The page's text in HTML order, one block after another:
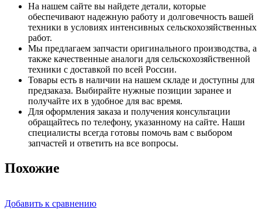
На нашем сайте вы найдете детали, которые
обеспечивают надежную работу и долговечность вашей
техники в условиях интенсивных сельскохозяйственных
работ.
Мы предлагаем запчасти оригинального производства, а
также качественные аналоги для сельскохозяйственной
техники с доставкой по всей России.
Товары есть в наличии на нашем складе и доступны для
предзаказа. Выбирайте нужные позиции заранее и
получайте их в удобное для вас время.
Для оформления заказа и получения консультации
обращайтесь по телефону, указанному на сайте. Наши
специалисты всегда готовы помочь вам с выбором
запчастей и ответить на все вопросы.
Похожие
Добавить к сравнению